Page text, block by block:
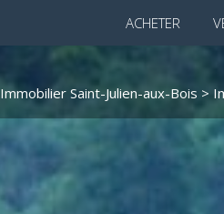
ACHETER
Immobilier Saint-Julien-aux-Bois >